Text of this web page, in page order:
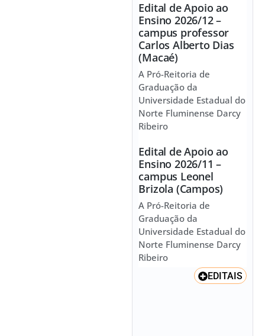
Edital de Apoio ao
Ensino 2026/12 –
campus professor
Carlos Alberto Dias
(Macaé)
A Pró-Reitoria de
Graduação da
Universidade Estadual do
Norte Fluminense Darcy
Ribeiro
Edital de Apoio ao
Ensino 2026/11 –
campus Leonel
Brizola (Campos)
A Pró-Reitoria de
Graduação da
Universidade Estadual do
Norte Fluminense Darcy
Ribeiro
EDITAIS